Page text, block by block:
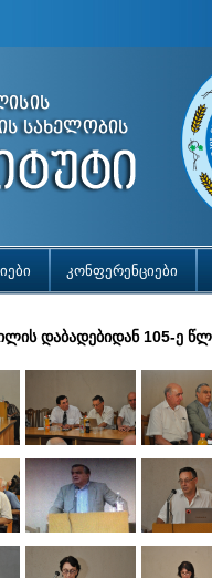
კონფერენციები
დაბადებიდან 105-ე